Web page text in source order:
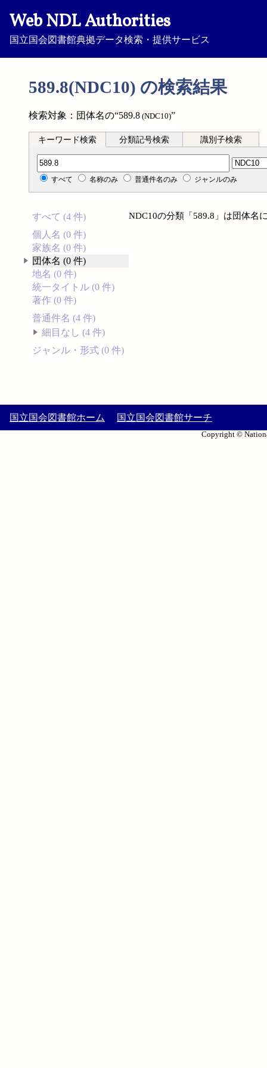
Web NDL Authorities
国立国会図書館典拠データ検索・提供サービス
589.8(NDC10) の検索結果
検索対象：団体名の“589.8 (NDC10)”
キーワード検索 分類記号検索 識別子検索
分類記号検索
すべて 名称のみ 普通件名のみ ジャンルのみ
すべて (4 件)
個人名 (0 件)
家族名 (0 件)
団体名 (0 件)
地名 (0 件)
統一タイトル (0 件)
著作 (0 件)
普通件名 (4 件)
細目なし (4 件)
ジャンル・形式 (0 件)
NDC10の分類「589.8」は団体名
国立国会図書館ホーム 国立国会図書館サーチ
Copyright ©